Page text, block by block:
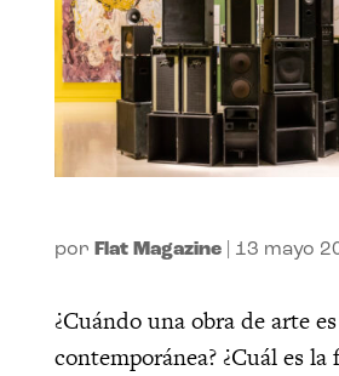
por Flat Magazine| 13 mayo
¿Cuándo una obra de arte es
contemporánea? ¿Cuál es